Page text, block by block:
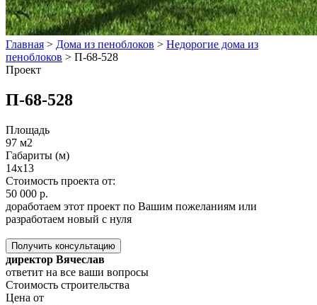
Главная > Дома из пеноблоков > Недорогие дома из
пеноблоков > П-68-528
Проект
П-68-528
Площадь
97 м2
Габариты (м)
14х13
Стоимость проекта от:
50 000 р.
доработаем этот проект по Вашим пожеланиям или
разработаем новый с нуля
Получить консультацию
директор Вячеслав
ответит на все ваши вопросы
Стоимость строительства
Цена от